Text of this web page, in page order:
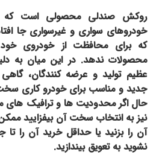
روکش صندلی محصولی است که به
خودروهای سواری و غیرسواری جا
که برای محافظت از خودروی
محصولات ندهد. در این میان به
عظیم تولید و عرضه کنندگان،
جدید و مناسب برای خودرو کاری
حال اگر محدودیت ها و ترافیک های
نیز به انتخاب سخت آن بیفزایید
آن را بزنید یا حداقل خرید آن را تا
نشوید به تعویق بیندازید.